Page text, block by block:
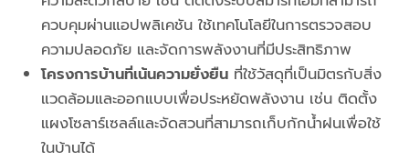
ควบคุมผ่านแอปพลิเคชัน ใช้เทคโนโลยีในการตรวจสอบ
ความปลอดภัย และจัดการพลังงานที่มีประสิทธิภาพ
โครงการบ้านที่เน้นความยั่งยืน ที่ใช้วัสดุที่เป็นมิตรกับสิ่ง
แวดล้อมและออกแบบเพื่อประหยัดพลังงาน เช่น ติดตั้ง
แผงโซลาร์เซลล์และจัดสวนที่สามารถเก็บกักน้ำฝนเพื่อใช้
ในบ้านได้